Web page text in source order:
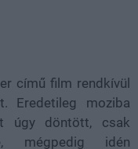
című film rendkívül
Eredetileg moziba
úgy döntött, csak
mégpedig idén